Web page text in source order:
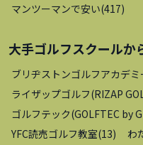
マンツーマンで安い(417)
大手ゴルフスクールか
ブリヂストンゴルフアカデミ
ライザップゴルフ(RIZAP
ゴルフテック(GOLFTEC by
YFC読売ゴルフ教室(13) わ